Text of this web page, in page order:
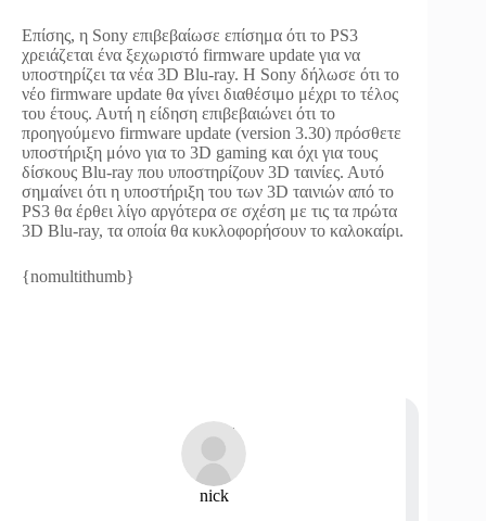
Επίσης, η Sony επιβεβαίωσε επίσημα ότι το PS3
χρειάζεται ένα ξεχωριστό firmware update για να
υποστηρίζει τα νέα 3D Blu-ray. Η Sony δήλωσε ότι το
νέο firmware update θα γίνει διαθέσιμο μέχρι το τέλος
του έτους. Αυτή η είδηση επιβεβαιώνει ότι το
προηγούμενο firmware update (version 3.30) πρόσθετε
υποστήριξη μόνο για το 3D gaming και όχι για τους
δίσκους Blu-ray που υποστηρίζουν 3D ταινίες. Αυτό
σημαίνει ότι η υποστήριξη του των 3D ταινιών από το
PS3 θα έρθει λίγο αργότερα σε σχέση με τις τα πρώτα
3D Blu-ray, τα οποία θα κυκλοφορήσουν το καλοκαίρι.
{nomultithumb}
nick